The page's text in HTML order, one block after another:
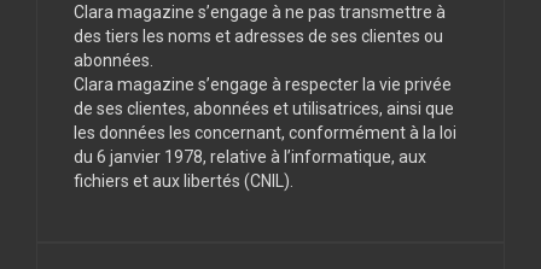
Clara magazine s’engage à ne pas transmettre à
des tiers les noms et adresses de ses clientes ou
abonnées.
Clara magazine s’engage à respecter la vie privée
de ses clientes, abonnées et utilisatrices, ainsi que
les données les concernant, conformément à la loi
du 6 janvier 1978, relative à l’informatique, aux
fichiers et aux libertés (CNIL).